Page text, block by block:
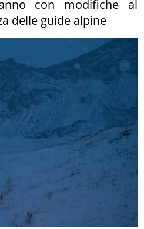
con modifiche al
delle guide alpine